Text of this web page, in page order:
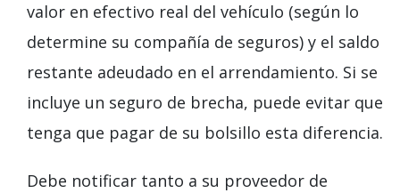
valor en efectivo real del vehículo (según lo
determine su compañía de seguros) y el saldo
restante adeudado en el arrendamiento. Si se
incluye un seguro de brecha, puede evitar que
tenga que pagar de su bolsillo esta diferencia.
Debe notificar tanto a su proveedor de